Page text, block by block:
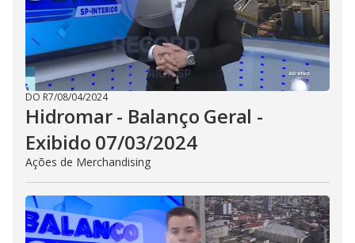
DO R7/08/04/2024
Hidromar - Balanço Geral -
Exibido 07/03/2024
Ações de Merchandising